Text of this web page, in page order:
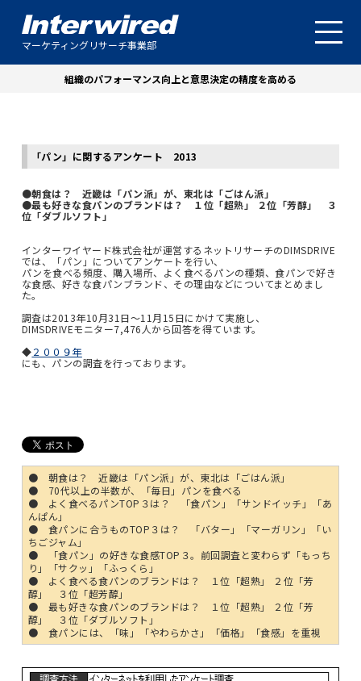
マーケティングリサーチ事業部
組織のパフォーマンス向上と意思決定の精度を高める
「パン」に関するアンケート 2013
●朝食は？ 近畿は「パン派」が、東北は「ごはん派」
●最も好きな食パンのブランドは？ １位「超熟」 ２位「芳醇」 ３
位「ダブルソフト」
インターワイヤード株式会社が運営するネットリサーチのDIMSDRIVE
では、「パン」についてアンケートを行い、
パンを食べる頻度、購入場所、よく食べるパンの種類、食パンで好き
な食感、好きな食パンブランド、その理由などについてまとめまし
た。
調査は2013年10月31日～11月15日にかけて実施し、
DIMSDRIVEモニター7,476人から回答を得ています。
◆２００９年
にも、パンの調査を行っております。
● 朝食は？ 近畿は「パン派」が、東北は「ごはん派」
● 70代以上の半数が、「毎日」パンを食べる
● よく食べるパンTOP３は？ 「食パン」「サンドイッチ」「あ
んぱん」
● 食パンに合うものTOP３は？ 「バター」「マーガリン」「い
ちごジャム」
● 「食パン」の好きな食感TOP３。前回調査と変わらず「もっち
り」「サクッ」「ふっくら」
● よく食べる食パンのブランドは？ １位「超熟」 ２位「芳
醇」 ３位「超芳醇」
● 最も好きな食パンのブランドは？ １位「超熟」 ２位「芳
醇」 ３位「ダブルソフト」
● 食パンには、「味」「やわらかさ」「価格」「食感」を重視